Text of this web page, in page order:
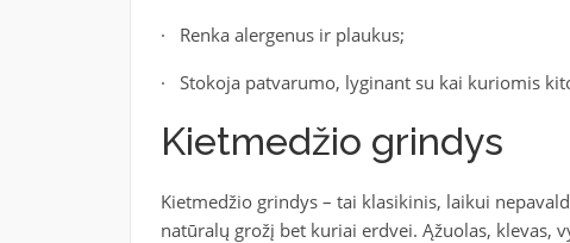
· Renka alergenus ir plaukus;
· Stokoja patvarumo, lyginant su kai kuriomis
Kietmedžio grindys
Kietmedžio grindys – tai klasikinis, laikui
natūralų grožį bet kuriai erdvei. Ąžuolas, klevas,